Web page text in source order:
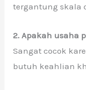
tergantung skala
2. Apakah usaha
Sangat cocok
butuh keahlian